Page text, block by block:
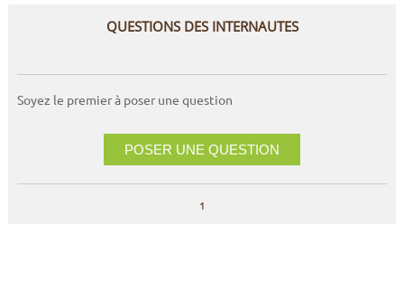
QUESTIONS DES INTERNAUTES
Soyez le premier à poser une question
POSER UNE QUESTION
1